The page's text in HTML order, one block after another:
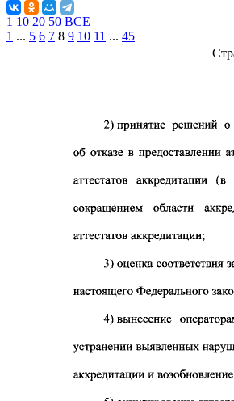
1 10 20 50 ВСЕ
1 ... 5 6 7 8 9 10 11 ... 45